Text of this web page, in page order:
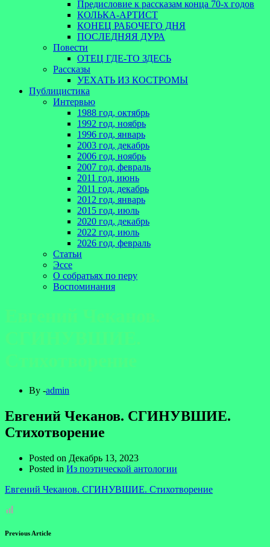
Предисловие к рассказам конца 70-х годов
КОЛЬКА-АРТИСТ
КОНЕЦ РАБОЧЕГО ДНЯ
ПОСЛЕДНЯЯ ДУРА
Повести
ОТЕЦ ГДЕ-ТО ЗДЕСЬ
Рассказы
УЕХАТЬ ИЗ КОСТРОМЫ
Публицистика
Интервью
1988 год, октябрь
1992 год, ноябрь
1996 год, январь
2003 год, декабрь
2006 год, ноябрь
2007 год, февраль
2011 год, июнь
2011 год, декабрь
2012 год, январь
2015 год, июль
2020 год, декабрь
2022 год, июль
2026 год, февраль
Статьи
Эссе
О собратьях по перу
Воспоминания
By -admin
Евгений Чеканов. СГИНУВШИЕ.
Стихотворение
Posted on Декабрь 13, 2023
Posted in Из поэтической антологии
Евгений Чеканов. СГИНУВШИЕ. Стихотворение
Previous Article